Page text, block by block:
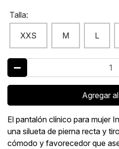
Talla:
XXS M L
Agregar
El pantalón clínico para mujer
una silueta de pierna recta y
cómodo y favorecedor que